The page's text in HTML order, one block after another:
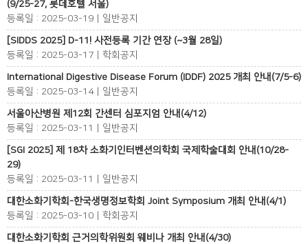
(9/25-27, 롯데호텔 서울)
등록일 : 2025-03-19 | 일반공지
[SIDDS 2025] D-11! 사전등록 기간 연장 (~3월 28일)
등록일 : 2025-03-17 | 학회공지
International Digestive Disease Forum (IDDF) 2025 개최 안내(7/5-6)
등록일 : 2025-03-14 | 일반공지
서울아산병원 제12회 간센터 심포지엄 안내(4/12)
등록일 : 2025-03-11 | 일반공지
[SGI 2025] 제 18차 소화기인터벤션의학회 국제학술대회 안내(10/28-
29)
등록일 : 2025-03-11 | 일반공지
대한소화기학회-한국생명정보학회 Joint Symposium 개최 안내(4/1)
등록일 : 2025-03-10 | 학회공지
대한소화기학회 근거의학위원회 웨비나 개최 안내(4/30)